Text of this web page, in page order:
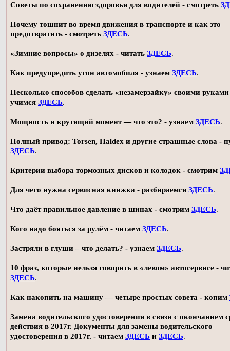
Советы по сохранению здоровья для водителей - смотреть
Почему тошнит во время движения в транспорте и как это
предотвратить - смотреть ЗДЕСЬ.
«Зимние вопросы» о дизелях - читать ЗДЕСЬ.
Как предупредить угон автомобиля - узнаем ЗДЕСЬ.
Несколько способов сделать «незамерзайку» своими
учимся ЗДЕСЬ.
Мощность и крутящий момент — что это? - узнаем ЗДЕСЬ.
Полный привод: Torsen, Haldex и другие страшные слова -
ЗДЕСЬ.
Критерии выбора тормозных дисков и колодок - смотрим
Для чего нужна сервисная книжка - разбираемся ЗДЕСЬ.
Что даёт правильное давление в шинах - смотрим ЗДЕСЬ.
Кого надо бояться за рулём - читаем ЗДЕСЬ.
Застряли в глуши – что делать? - узнаем ЗДЕСЬ.
10 фраз, которые нельзя говорить в «левом» автосервисе -
ЗДЕСЬ.
Как накопить на машину — четыре простых совета - копим
Замена водительского удостоверения в связи с окончанием
действия в 2017г. Документы для замены водительского
удостоверения в 2017г. - читаем ЗДЕСЬ и ЗДЕСЬ.